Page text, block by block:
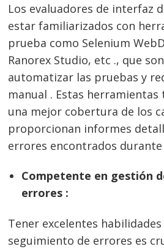
Los evaluadores de interfaz
estar familiarizados con
prueba como Selenium
Ranorex Studio, etc ., que
automatizar las pruebas y
manual . Estas
una mejor cobertura de los
proporcionan informes
errores encontrados
Competente en gestión
errores :
Tener excelentes
seguimiento de errores es